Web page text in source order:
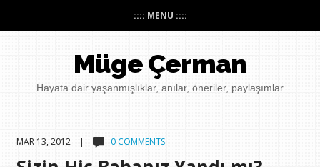
:::: MENU ::::
Müge Çerman
Hayata dair yaşanmışlıklar, anılar, öneriler, paylaşımlar
MAR 13, 2012 | 0 COMMENTS